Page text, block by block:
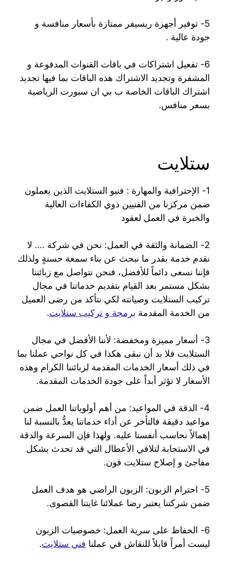
5- توفير أجهزة ريسيفر ممتازة بأسعار منافسة و
جودة عالية .
6- تفعيل اشتراكات في باقات القنوات المدفوعة و
المشفرة وتجديد الاشتراك هذه الباقات بما فيها تجديد
اشتراك الباقات الخاصة ب بي ان سبورت الرياضية
بسعر منافس.
ستلايت
1- الإحترافية والمهارة : فنيو الستلايت الذين يعملون
ضمن مركزنا من الفنيين ذوي الكفاءات العالية
والخبرة في العمل لعقود
2- الضمانة والثقة في العمل: نحن في شركة …. لا
نقدم خدمة بقدر ما نبحث عن بناء سمعة حسنةٍ ولذلك
فإننا نسعى دائماً للأفضل، فنحن نتواصل مع زبائننا
بشكل مستمر بعد القيام بتقديم خدماتنا في مجال
تركيب الستلايت وصيانته لكي نتأكد من رضى العميل
من الخدمة المقدمة برمجة و تركيب ستلايت.
3- أسعار مميزة ومخفضة: لأننا الأفضل في مجال
الستلايت فلا بد أن نبقى هكذا في كل نواحي عملنا بما
في ذلك أسعار الخدمات المقدمة لزبائننا الكرام وهذه
الأسعار لا تؤثر أبداً على جودة الخدمات المقدمة.
4- الدقة في المواعيد: من أهم أولوياتنا العمل ضمن
مواعيد دقيقة فالتأخر عن أداء خدماتنا يعدُّ بالنسبة لنا
إهمالاً نحاسب أنفسنا عليه. ولهذا فإن السرعة والدقة
في الاستجابة لتلافي الأعطال التي قد تحدث بشكل
مفاجئ و إصلاح ستلايت فون.
5- احترام الزبون: الزبون الراضي هو هدف العمل
ضمن شركتنا يعتبر رضا عملائنا غايتنا القصوى.
6- الحفاظ على سرية العمل: خصوصيات الزبون
ليست أمراً قابلاً للنقاش في عملنا فني ستلايت.